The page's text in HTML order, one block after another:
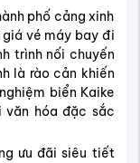
phố cảng xinh
vé máy bay đi
trình nối chuyến
là rào cản khiến
biển Kaike
văn hóa đặc sắc
ưu đãi siêu tiết